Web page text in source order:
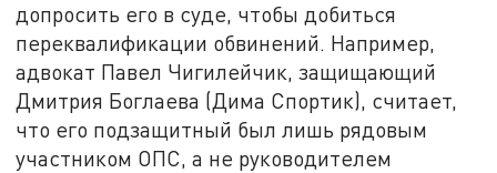
допросить его в суде, чтобы добиться
переквалификации обвинений. Например,
адвокат Павел Чигилейчик, защищающий
Дмитрия Боглаева (Дима Спортик), считает,
что его подзащитный был лишь рядовым
участником ОПС, а не руководителем